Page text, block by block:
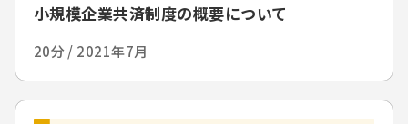
小規模企業共済制度の概要について
20分 / 2021年7月